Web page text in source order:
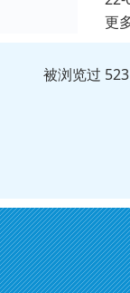
更
被浏览过